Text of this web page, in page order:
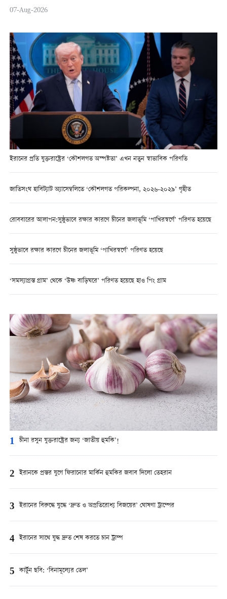
07-Aug-2026
ইরানের প্রতি যুক্তরাষ্ট্রের ‘কৌশলগত অস্পষ্টতা’ এখন নতুন স্বাভাবিক পরিণতি
জাতিসংঘ হাবিট্যাট অ্যাসেম্বলিতে ‘কৌশলগত পরিকল্পনা, ২০২৬-২০২৯’ গৃহীত
রোববারের আলাপন:সুষ্ঠুভাবে রক্ষার কারণে চীনের জলাভূমি ‘পাখিরস্বর্গে’ পরিণত হয়েছে
সুষ্ঠুভাবে রক্ষার কারণে চীনের জলাভূমি ‘পাখিরস্বর্গে’ পরিণত হয়েছে
‘সমস্যাগ্রস্ত গ্রাম’ থেকে ‘উষ্ণ বাড়িঘরে’ পরিণত হয়েছে হাও পিং গ্রাম
1 চীনা রসুন যুক্তরাষ্ট্রের জন্য ‘জাতীয় হুমকি’!
2 ইরানকে প্রস্তর যুগে ফিরানোর মার্কিন হুমকির জবাব দিলো তেহরান
3 ইরানের বিরুদ্ধে যুদ্ধে ‘দ্রুত ও অপ্রতিরোধ্য বিজয়ের’ ঘোষণা ট্রাম্পের
4 ইরানের সাথে যুদ্ধ দ্রুত শেষ করতে চান ট্রাম্প
5 কার্টুন ছবি: ‘বিনামূল্যের তেল’